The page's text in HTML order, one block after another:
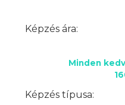
Képzés ára:
Minden
Képzés típusa: